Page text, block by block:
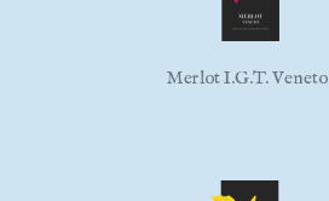
Merlot I.G.T. Veneto